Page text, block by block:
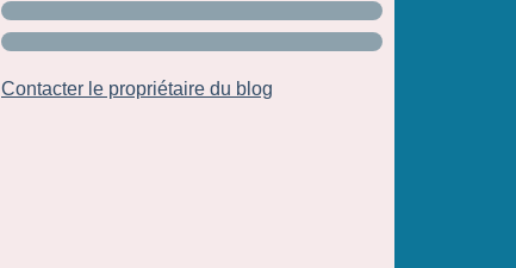
Contacter le propriétaire du blog